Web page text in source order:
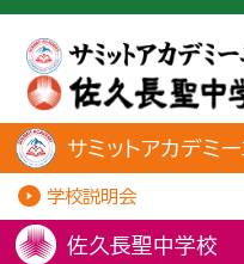
サミットアカデミ
学校説明会
佐久長聖中学校